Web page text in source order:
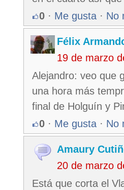
0 · Me gusta · No
Félix
19 de marzo
Alejandro: veo que
una hora más
final de Holguín y
0 · Me gusta · No
Amaury
20 de marzo
Está que corta el